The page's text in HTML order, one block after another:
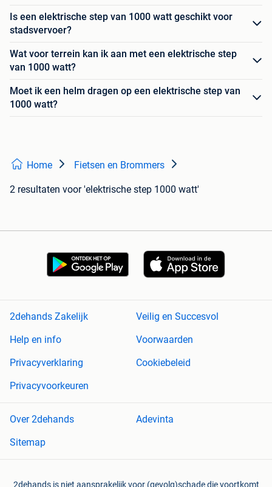
Is een elektrische step van 1000 watt geschikt voor
stadsvervoer?
Wat voor terrein kan ik aan met een elektrische step
van 1000 watt?
Moet ik een helm dragen op een elektrische step van
1000 watt?
Home Fietsen en Brommers
2 resultaten voor 'elektrische step 1000 watt'
2dehands Zakelijk
Veilig en Succesvol
Help en info
Voorwaarden
Privacyverklaring
Cookiebeleid
Privacyvoorkeuren
Over 2dehands
Adevinta
Sitemap
2dehands is niet aansprakelijk voor (gevolg)schade die voortkomt